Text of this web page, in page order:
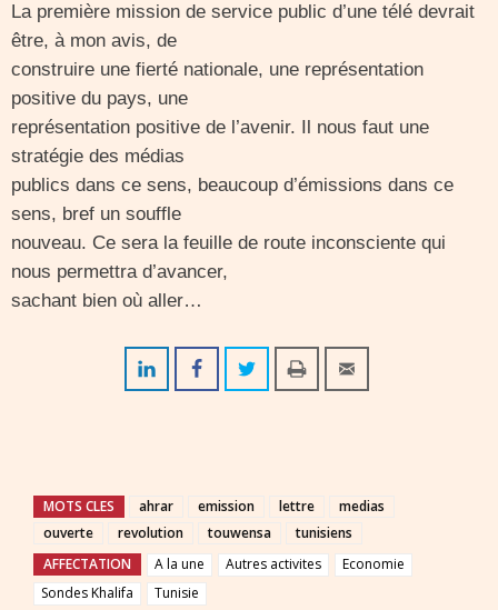
La première mission de service public d’une télé devrait
être, à mon avis, de
construire une fierté nationale, une représentation
positive du pays, une
représentation positive de l’avenir. Il nous faut une
stratégie des médias
publics dans ce sens, beaucoup d’émissions dans ce
sens, bref un souffle
nouveau. Ce sera la feuille de route inconsciente qui
nous permettra d’avancer,
sachant bien où aller…
MOTS CLES ahrar emission lettre
medias
ouverte
revolution touwensa
tunisiens
AFFECTATION
A la une Autres activites
Economie
Sondes Khalifa
Tunisie